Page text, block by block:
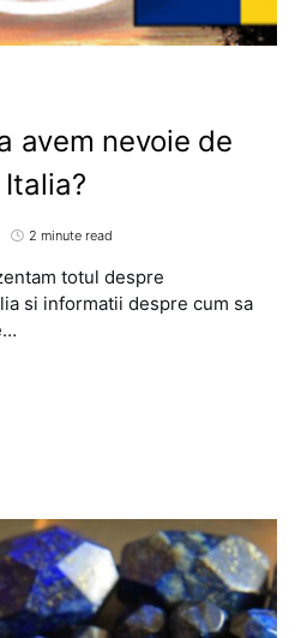
avem nevoie de
2 minute read
totul despre
si informatii despre cum sa